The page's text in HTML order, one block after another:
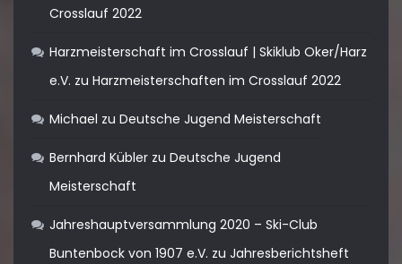
Crosslauf 2022
Harzmeisterschaft im Crosslauf | Skiklub Oker/Harz
e.V. zuHarzmeisterschaften im Crosslauf 2022
Michael zuDeutsche Jugend Meisterschaft
Bernhard Kübler zuDeutsche Jugend
Meisterschaft
Jahreshauptversammlung 2020 – Ski-Club
Buntenbock von 1907 e.V. zuJahresberichtsheft